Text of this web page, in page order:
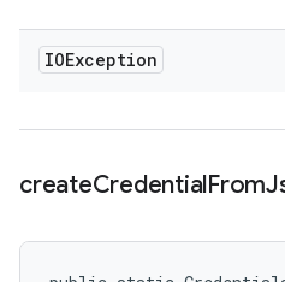
IOException
createCredentialFrom